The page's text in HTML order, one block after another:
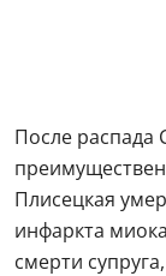
После распада
Плисецкая
инфаркта
смерти